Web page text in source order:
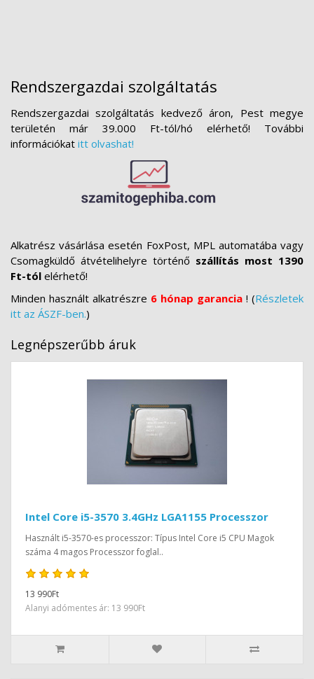
Rendszergazdai szolgáltatás
Rendszergazdai szolgáltatás kedvező áron, Pest megye
területén már 39.000 Ft-tól/hó elérhető! További
információkat itt olvashat!
Alkatrész vásárlása esetén FoxPost, MPL automatába vagy
Csomagküldő átvételihelyre történő szállítás most 1390
Ft-tól elérhető!
Minden használt alkatrészre 6 hónap garancia ! (Részletek
itt az ÁSZF-ben.)
Legnépszerűbb áruk
Intel Core i5-3570 3.4GHz LGA1155 Processzor
Használt i5-3570-es processzor: Típus Intel Core i5 CPU Magok
száma 4 magos Processzor foglal..
13 990Ft
Alanyi adómentes ár: 13 990Ft